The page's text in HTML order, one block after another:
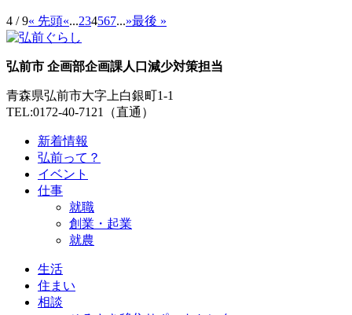
4 / 9« 先頭«...234567...»最後 »
弘前市 企画部企画課人口減少対策担当
青森県弘前市大字上白銀町1-1
TEL:0172-40-7121（直通）
新着情報
弘前って？
イベント
仕事
就職
創業・起業
就農
生活
住まい
相談